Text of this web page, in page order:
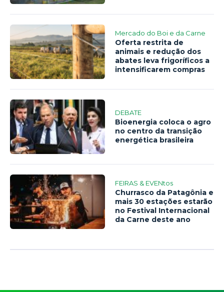
Mercado do Boi e da Carne
Oferta restrita de
animais e redução dos
abates leva frigoríficos a
intensificarem compras
DEBATE
Bioenergia coloca o agro
no centro da transição
energética brasileira
FEIRAS & EVENtos
Churrasco da Patagônia e
mais 30 estações estarão
no Festival Internacional
da Carne deste ano